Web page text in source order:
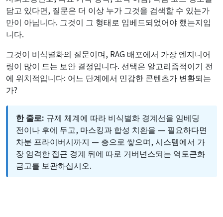
담고 있다면, 질문은 더 이상 누가 그것을 검색할 수 있는가
만이 아닙니다. 그것이 그 형태로 임베드되었어야 했는지입
니다.
그것이 비식별화의 질문이며, RAG 배포에서 가장 엔지니어
링이 많이 드는 보안 결정입니다. 선택은 알고리즘적이기 전
에 위치적입니다: 어느 단계에서 민감한 콘텐츠가 변환되는
가?
한 줄로: 규제 체계에 따라 비식별화 경계선을 임베딩
전이나 후에 두고, 마스킹과 합성 치환을 — 필요하다면
차분 프라이버시까지 — 층으로 쌓으며, 시스템에서 가
장 엄격한 접근 경계 뒤에 따로 거버넌스되는 역토큰화
금고를 보관하십시오.